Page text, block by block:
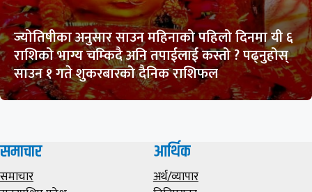
ज्योतिषीका अनुसार साउन महिनाको पहिलो दिनमा यी ६
राशिको भाग्य चम्किदै अनि तपाईलाई कस्तो ? पढ्नुहोस्
साउन १ गते शुकरबारको दैनिक राशिफल
समाचार
समाचार
आर्थिक
अर्थ/व्यापार